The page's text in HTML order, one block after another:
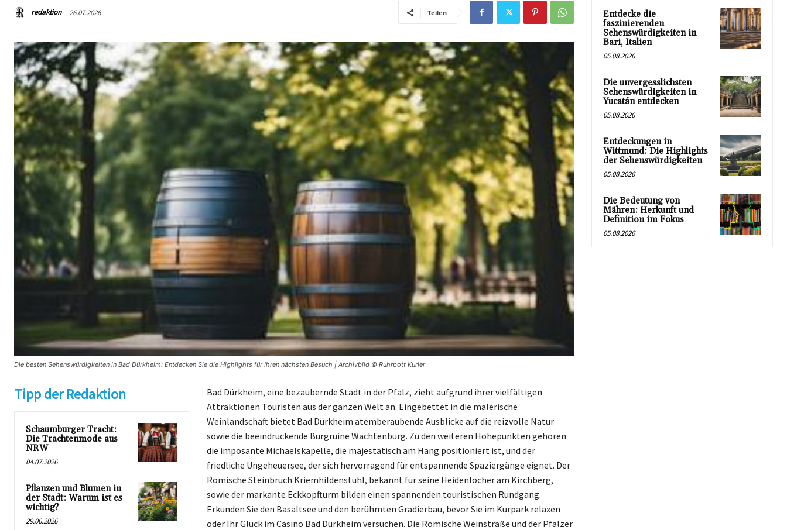
redaktion 26.07.2026 Teilen
Die besten Sehenswürdigkeiten in Bad Dürkheim: Entdecken Sie die Highlights für Ihren nächsten Besuch | Archivbild © Ruhrpott Kurier
Tipp der Redaktion
Schaumburger Tracht:
Die Trachtenmode aus
NRW
04.07.2026
Pflanzen und Blumen in
der Stadt: Warum ist es
wichtig?
29.06.2026
Bad Dürkheim, eine bezaubernde Stadt in der Pfalz, zieht aufgrund ihrer vielfältigen
Attraktionen Touristen aus der ganzen Welt an. Eingebettet in die malerische
Weinlandschaft bietet Bad Dürkheim atemberaubende Ausblicke auf die reizvolle Natur
sowie die beeindruckende Burgruine Wachtenburg. Zu den weiteren Höhepunkten gehören
die imposante Michaelskapelle, die majestätisch am Hang positioniert ist, und der
friedliche Ungeheuersee, der sich hervorragend für entspannende Spaziergänge eignet. Der
Römische Steinbruch Kriemhildenstuhl, bekannt für seine Heidenlöcher am Kirchberg,
sowie der markante Eckkopfturm bilden einen spannenden touristischen Rundgang.
Erkunden Sie den Basaltsee und den berühmten Gradierbau, bevor Sie im Kurpark relaxen
oder Ihr Glück im Casino Bad Dürkheim versuchen. Die Römische Weinstraße und der Pfälzer
Entdecke die
faszinierenden
Sehenswürdigkeiten in
Bari, Italien
05.08.2026
Die unvergesslichsten
Sehenswürdigkeiten in
Yucatán entdecken
05.08.2026
Entdeckungen in
Wittmund: Die Highlights
der Sehenswürdigkeiten
05.08.2026
Die Bedeutung von
Mähren: Herkunft und
Definition im Fokus
05.08.2026